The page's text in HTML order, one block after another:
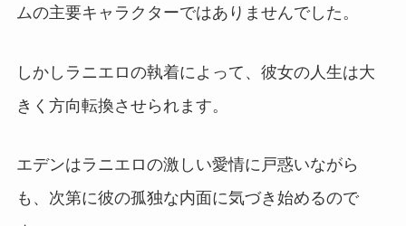
ムの主要キャラクターではありませんでした。
しかしラニエロの執着によって、彼女の人生は大
きく方向転換させられます。
エデンはラニエロの激しい愛情に戸惑いながら
も、次第に彼の孤独な内面に気づき始めるので